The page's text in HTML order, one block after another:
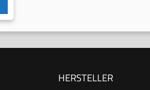
HERSTELLER